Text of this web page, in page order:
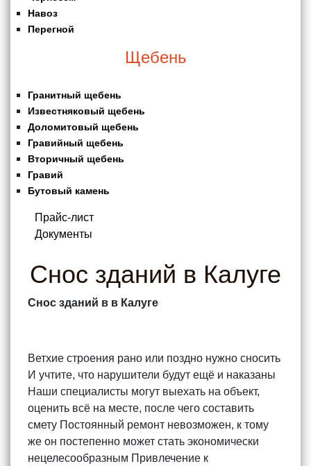
Навоз
Перегной
Щебень
Гранитный щебень
Известняковый щебень
Доломитовый щебень
Гравийный щебень
Вторичный щебень
Гравий
Бутовый камень
Прайс-лист
Документы
Снос зданий в Калуге
Снос зданий в в Калуге
Ветхие строения рано или поздно нужно сносить
И учтите, что нарушители будут ещё и наказаны
Наши специалисты могут выехать на объект,
оценить всё на месте, после чего составить
смету Постоянный ремонт невозможен, к тому
же он постепенно может стать экономически
нецелесообразным Привлечение к